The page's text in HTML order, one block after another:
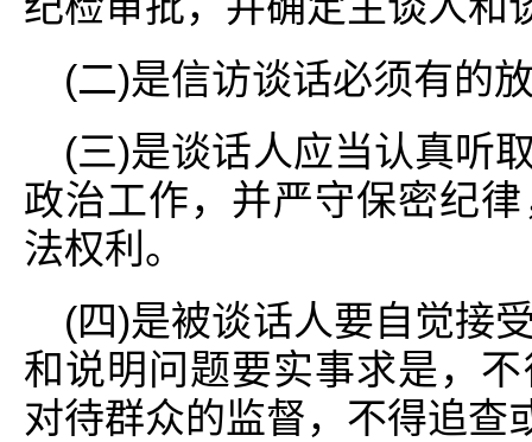
(二)是信访谈话必须有的
(三)是谈话人应当认真听
政治工作，并严守保密纪
法权利。
(四)是被谈话人要自觉接
和说明问题要实事求是，
对待群众的监督，不得追查